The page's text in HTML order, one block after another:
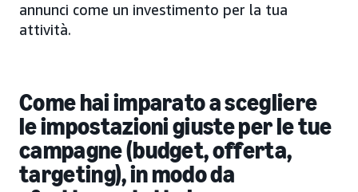
annunci come un investimento per la tua
attività.
Come hai imparato a scegliere
le impostazioni giuste per le tue
campagne (budget, offerta,
targeting), in modo da